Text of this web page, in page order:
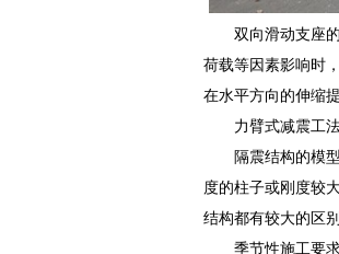
双向滑动支座
荷载等因素影响时
在水平方向的伸缩
力臂式减震工
隔震结构的模
度的柱子或刚度较
结构都有较大的区
季节性施工要